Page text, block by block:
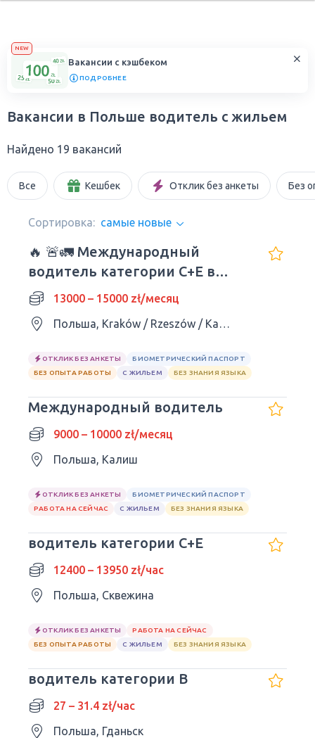
NEW
Вакансии с кэшбеком
ПОДРОБНЕЕ
Вакансии в Польше водитель с жильем
Найдено 19 вакансий
Все Кешбек Отклик без анкеты Без
Сортировка: самые новые
🔥 🚨🚛 Международный
водитель категории C+E в
Европе13000 – 15000 zł/месяц
Польша, Kraków / Rzeszów / Katowice / Kielce / Lublin
ОТКЛИК БЕЗ АНКЕТЫ
БИОМЕТРИЧЕСКИЙ ПАСПОРТ
БЕЗ ОПЫТА РАБОТЫ
С ЖИЛЬЕМ БЕЗ ЗНАНИЯ ЯЗЫКА
Международный водитель
9000 – 10000 zł/месяц
Польша, Калиш
ОТКЛИК БЕЗ АНКЕТЫ
БИОМЕТРИЧЕСКИЙ ПАСПОРТ
РАБОТА НА СЕЙЧАС
С ЖИЛЬЕМ БЕЗ ЗНАНИЯ ЯЗЫКА
водитель категории C+E
12400 – 13950 zł/час
Польша, Сквежина
ОТКЛИК БЕЗ АНКЕТЫ
РАБОТА НА СЕЙЧАС
БЕЗ ОПЫТА РАБОТЫ
С ЖИЛЬЕМ БЕЗ ЗНАНИЯ ЯЗЫКА
водитель категории B
27 – 31.4 zł/час
Польша, Гданьск